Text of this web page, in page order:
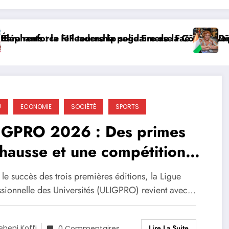
le leadership solidaire de la Côte d’Ivoire
: la FIF tourne la page Emerse Faé
ECONOMIE SOCIÉTÉ SPORTS
2026 : Des primes
et une compétition
ambitieuse
succès des trois premières éditions, la Ligue
des Universités (ULIGPRO) revient avec…